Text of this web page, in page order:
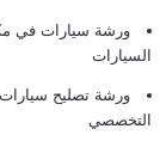
ورشة سيارات في
السيارات
ورشة تصليح
التخصصي